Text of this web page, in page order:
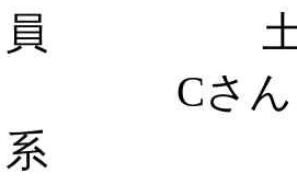
員
Cさん
系 土